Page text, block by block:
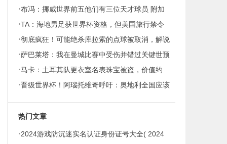
喀里多尼亚vs牙买加
·布冯：挪威世界前五他们有三位天才球员 附加
赛希望避开波兰瑞典
·TA：海地男足获世界杯资格，但美国旅行禁令
导致球迷难以赴美观赛
·彻底疯狂！可能绝杀库拉索的点球被取消，解说
员鬼哭狼嚎肆意庆祝
·萨巴莱塔：我在曼城比赛中受伤并错过关键世预
赛，被马拉多纳弃用
·马卡：土耳其队更衣室名表珠宝被盗，价值约
32万欧元
·晋级世界杯！阿瑙托维奇呼吁：奥地利全国应该
热门文章
·2024游戏防沉迷实名认证身份证号大全( 2024